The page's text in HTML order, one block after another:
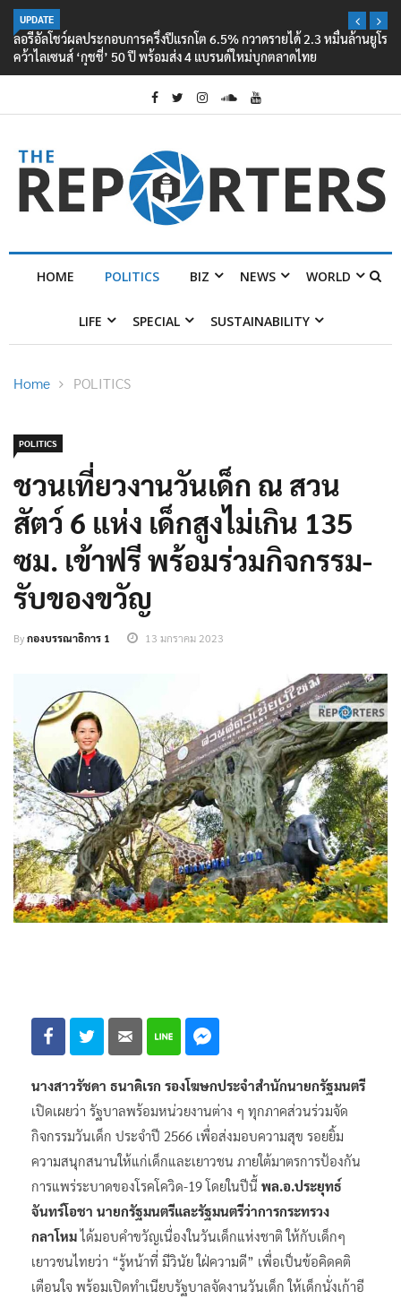
UPDATE
ลอรีอัลโชว์ผลประกอบการครึ่งปีแรกโต 6.5% กวาดรายได้ 2.3 หมื่นล้านยูโร
คว้าไลเซนส์ ‘กุชชี่’ 50 ปี พร้อมส่ง 4 แบรนด์ใหม่บุกตลาดไทย
HOME POLITICS BIZ NEWS WORLD
LIFE SPECIAL SUSTAINABILITY
Home POLITICS
POLITICS
ชวนเที่ยวงานวันเด็ก ณ สวน
สัตว์ 6 แห่ง เด็กสูงไม่เกิน 135
ซม. เข้าฟรี พร้อมร่วมกิจกรรม-
รับของขวัญ
Byกองบรรณาธิการ 1 13 มกราคม 2023
นางสาวรัชดา ธนาดิเรก รองโฆษกประจำสำนักนายกรัฐมนตรี
เปิดเผยว่า รัฐบาลพร้อมหน่วยงานต่าง ๆ ทุกภาคส่วนร่วมจัด
กิจกรรมวันเด็ก ประจำปี 2566 เพื่อส่งมอบความสุข รอยยิ้ม
ความสนุกสนานให้แก่เด็กและเยาวชน ภายใต้มาตรการป้องกัน
การแพร่ระบาดของโรคโควิด-19 โดยในปีนี้ พล.อ.ประยุทธ์
จันทร์โอชา นายกรัฐมนตรีและรัฐมนตรีว่าการกระทรวง
กลาโหมได้มอบคำขวัญเนื่องในวันเด็กแห่งชาติ ให้กับเด็กๆ
เยาวชนไทยว่า “รู้หน้าที่ มีวินัย ใฝ่ความดี” เพื่อเป็นข้อคิดคติ
เตือนใจ พร้อมเปิดทำเนียบรัฐบาลจัดงานวันเด็ก ให้เด็กนั่งเก้าอี